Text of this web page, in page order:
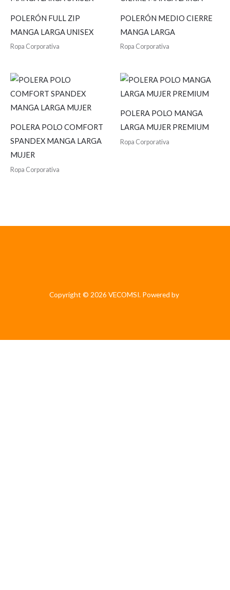
POLERÓN FULL ZIP
MANGA LARGA UNISEX
Ropa Corporativa
POLERÓN MEDIO CIERRE
MANGA LARGA
Ropa Corporativa
POLERA POLO COMFORT
SPANDEX MANGA LARGA
MUJER
Ropa Corporativa
POLERA POLO MANGA
LARGA MUJER PREMIUM
Ropa Corporativa
Copyright © 2026 VECOMSI. Powered by